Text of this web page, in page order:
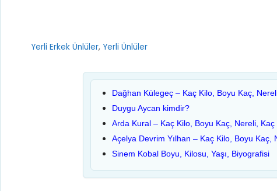
Kategoriler
Yerli Erkek Ünlüler, Yerli Ünlüler
Dağhan Külegeç – Kaç Kilo, Boyu Kaç,
Duygu Aycan kimdir?
Arda Kural – Kaç Kilo, Boyu Kaç, Nereli, Kaç
Açelya Devrim Yılhan – Kaç Kilo, Boyu Kaç,
Sinem Kobal Boyu, Kilosu, Yaşı, Biyografisi